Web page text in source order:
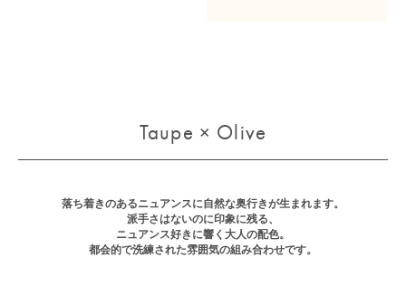
Taupe × Olive
落ち着きのあるニュアンスに自然な奥行きが生まれます。
派手さはないのに印象に残る、
ニュアンス好きに響く大人の配色。
都会的で洗練された雰囲気の組み合わせです。